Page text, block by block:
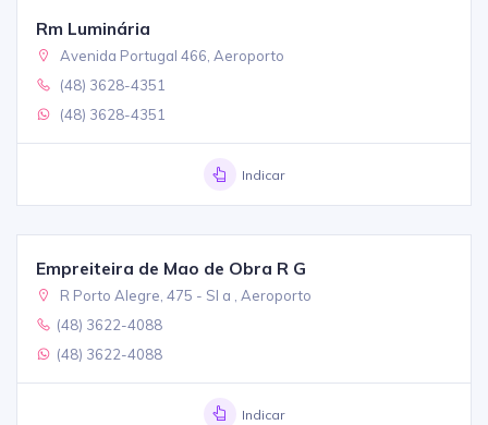
Rm Luminária
Avenida Portugal 466, Aeroporto
(48) 3628-4351
(48) 3628-4351
Indicar
Empreiteira de Mao de Obra R G
R Porto Alegre, 475 - Sl a , Aeroporto
(48) 3622-4088
(48) 3622-4088
Indicar